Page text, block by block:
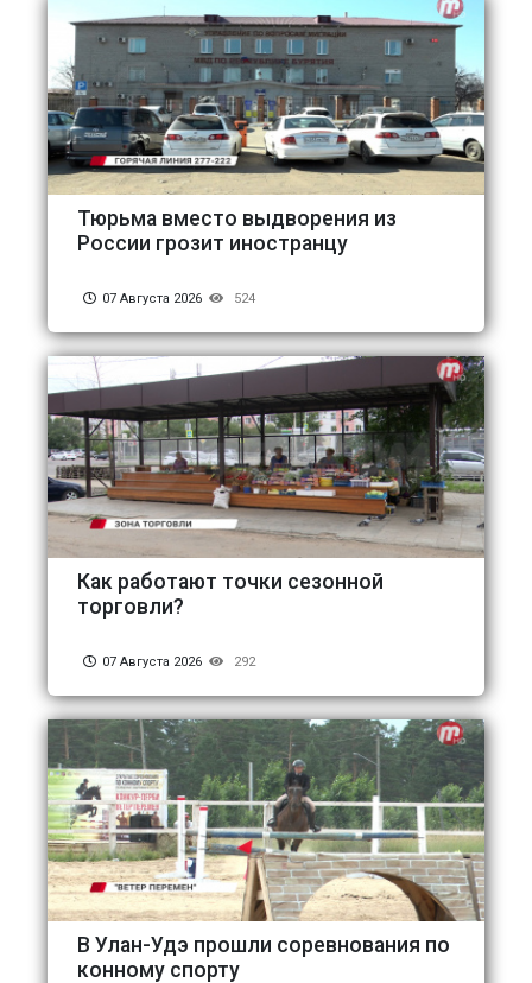
Тюрьма вместо выдворения из
России грозит иностранцу
07 Августа 2026 524
Как работают точки сезонной
торговли?
07 Августа 2026 292
В Улан-Удэ прошли соревнования по
конному спорту